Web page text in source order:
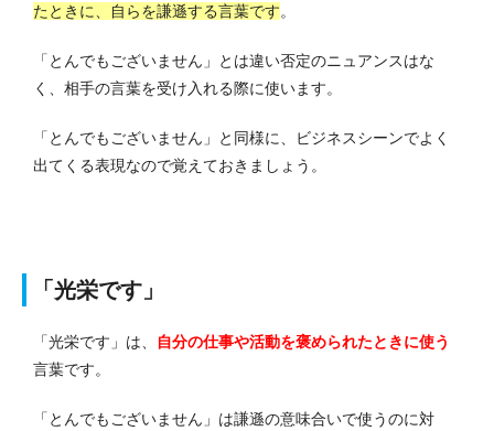
たときに、自らを謙遜する言葉です。
「とんでもございません」とは違い否定のニュアンスはな
く、相手の言葉を受け入れる際に使います。
「とんでもございません」と同様に、ビジネスシーンでよく
出てくる表現なので覚えておきましょう。
「光栄です」
「光栄です」は、
自分の仕事や活動を褒められたときに使う
言葉です。
「とんでもございません」は謙遜の意味合いで使うのに対